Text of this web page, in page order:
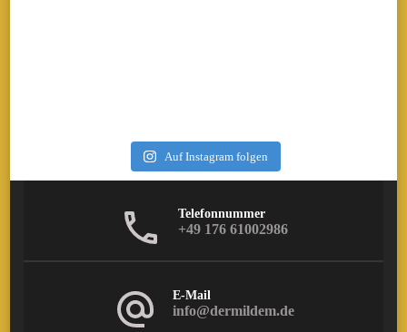
Auf Instagram folgen
Telefonnummer
+49 176 61002986
E-Mail
info@dermildem.de